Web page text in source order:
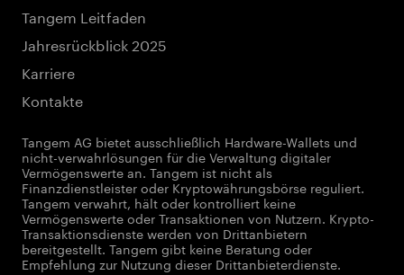
Tangem Leitfaden
Jahresrückblick 2025
Karriere
Kontakte
Tangem AG bietet ausschließlich Hardware-Wallets und
nicht-verwahrlösungen für die Verwaltung digitaler
Vermögenswerte an. Tangem ist nicht als
Finanzdienstleister oder Kryptowährungsbörse reguliert.
Tangem verwahrt, hält oder kontrolliert keine
Vermögenswerte oder Transaktionen von Nutzern. Krypto-
Transaktionsdienste werden von Drittanbietern
bereitgestellt. Tangem gibt keine Beratung oder
Empfehlung zur Nutzung dieser Drittanbieterdienste.